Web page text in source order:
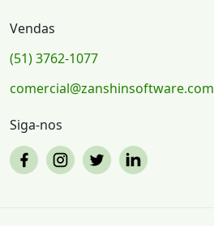
Vendas
(51) 3762-1077
comercial@zanshinsoftware.com
Siga-nos